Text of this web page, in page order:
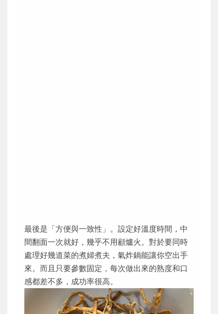
最後是「方便與一致性」。設定好溫度時間，中
間翻面一次就好，幾乎不用顧爐火。對於要同時
處理好幾道菜的煮婦煮夫，氣炸鍋能讓你空出手
來。而且只要參數固定，每次做出來的熟度和口
感都差不多，成功率很高。